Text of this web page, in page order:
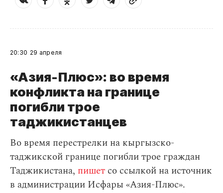
20:30 29 апреля
«Азия-Плюс»: во время
конфликта на границе
погибли трое
таджикистанцев
Во время перестрелки на кыргызско-
таджикской границе погибли трое граждан
Таджикистана, пишет со ссылкой на источник
в администрации Исфары «Азия-Плюс».